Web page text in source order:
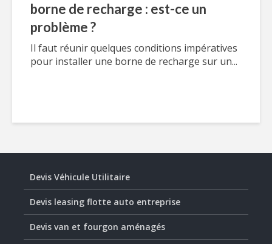
borne de recharge : est-ce un
problème ?
Il faut réunir quelques conditions impératives
pour installer une borne de recharge sur un...
Devis Véhicule Utilitaire
Devis leasing flotte auto entreprise
Devis van et fourgon aménagés